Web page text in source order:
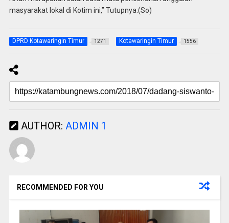
masyarakat lokal di Kotim ini,” Tutupnya.(So)
DPRD Kotawaringin Timur 1271 Kotawaringin Timur 1556
AUTHOR: ADMIN 1
RECOMMENDED FOR YOU